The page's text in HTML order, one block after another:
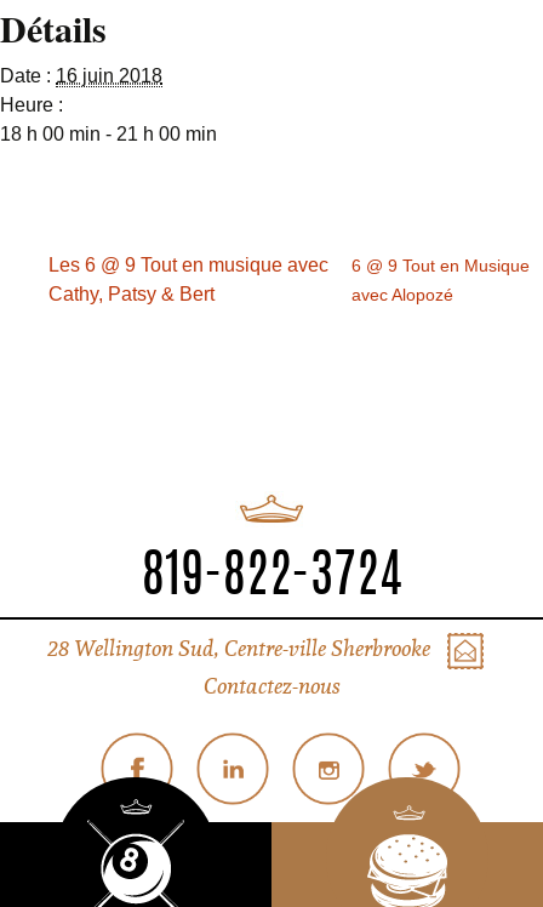
Détails
Date : 16 juin 2018
Heure :
18 h 00 min - 21 h 00 min
Les 6 @ 9 Tout en musique avec
Cathy, Patsy & Bert
6 @ 9 Tout en Musique
avec Alopozé
819-822-3724
28 Wellington Sud, Centre-ville Sherbrooke
Contactez-nous
© Tous droits réservés Liverpool Sherbrooke